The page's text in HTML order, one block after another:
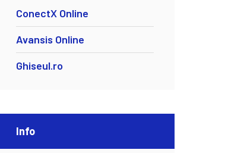
ConectX Online
Avansis Online
Ghiseul.ro
Info